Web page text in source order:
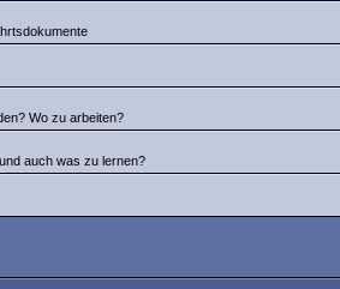
Wo zu arbeiten?
auch was zu lernen?